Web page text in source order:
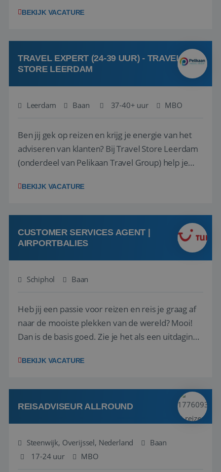
(onderdeel van Pelikaan Travel Group) zoeken
team het reisbureau verder...
BEKIJK VACATURE
TRAVEL EXPERT (24-39 UUR) - TRAVEL
STORE LEERDAM
Leerdam Baan 37-40+ uur MBO
Ben jij gek op reizen en krijg je energie van het
adviseren van klanten? Bij Travel Store Leerdam
(onderdeel van Pelikaan Travel Group) help je
vinden. Samen maken we van elke reis een
hebt in de reisbranche of j...
BEKIJK VACATURE
CUSTOMER SERVICES AGENT |
AIRPORTBALIES
Schiphol Baan
Heb jij een passie voor reizen en reis je graag af
naar de mooiste plekken van de wereld? Mooi!
Dan is de basis goed. Zie je het als een uitdaging
het samenstellen en boeken van de perfecte
deze onderdelen zijn nu samen gevoegd...
BEKIJK VACATURE
REISADVISEUR ALLROUND
Steenwijk, Overijssel, Nederland
Baan
17-24 uur
MBO